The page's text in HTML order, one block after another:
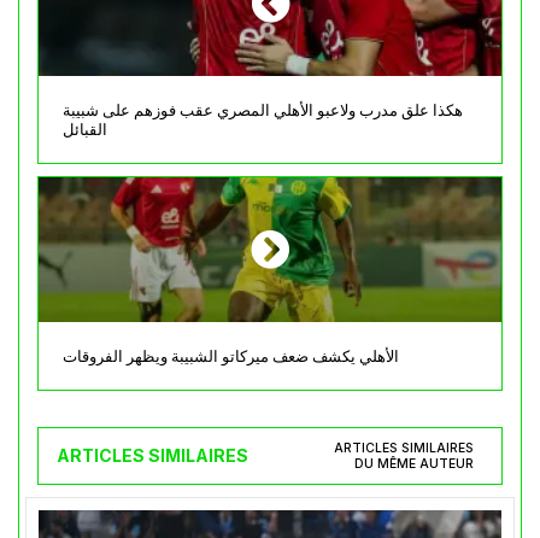
هكذا علق مدرب ولاعبو الأهلي المصري عقب فوزهم على شبيبة
القبائل
الأهلي يكشف ضعف ميركاتو الشبيبة ويظهر الفروقات
ARTICLES SIMILAIRES
ARTICLES SIMILAIRES
DU MÊME AUTEUR